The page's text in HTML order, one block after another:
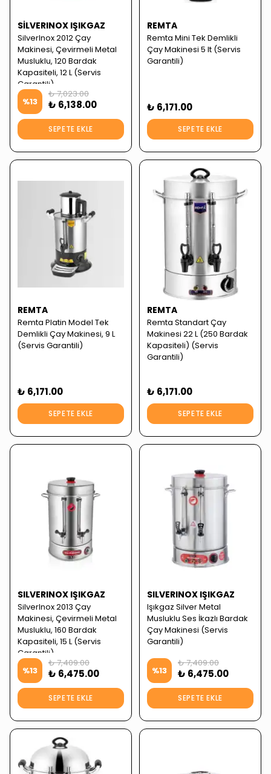
SILVERINOX IŞIKGAZ
SilverInox 2012 Çay
Makinesi, Çevirmeli Metal
Musluklu, 120 Bardak
Kapasiteli, 12 L (Servis
Garantili)
%13
₺ 7,023.00
₺ 6,138.00
SEPETE EKLE
REMTA
Remta Mini Tek Demlikli
Çay Makinesi 5 lt (Servis
Garantili)
₺ 6,171.00
SEPETE EKLE
REMTA
Remta Platin Model Tek
Demlikli Çay Makinesi, 9 L
(Servis Garantili)
₺ 6,171.00
SEPETE EKLE
REMTA
Remta Standart Çay
Makinesi 22 L (250 Bardak
Kapasiteli) (Servis
Garantili)
₺ 6,171.00
SEPETE EKLE
SILVERINOX IŞIKGAZ
SilverInox 2013 Çay
Makinesi, Çevirmeli Metal
Musluklu, 160 Bardak
Kapasiteli, 15 L (Servis
Garantili)
%13
₺ 7,409.00
₺ 6,475.00
SEPETE EKLE
SILVERINOX IŞIKGAZ
Işıkgaz Silver Metal
Musluklu Ses İkazlı Bardak
Çay Makinesi (Servis
Garantili)
%13
₺ 7,409.00
₺ 6,475.00
SEPETE EKLE